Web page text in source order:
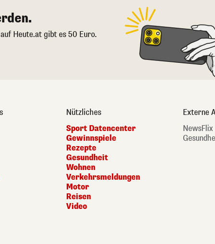
Heute.at gibt es 50 Euro.
Nützliches
Sport Datencenter
Gewinnspiele
Rezepte
Gesundheit
Wohnen
Verkehrsmeldungen
Motor
Reisen
Video
Externe
NewsFlix